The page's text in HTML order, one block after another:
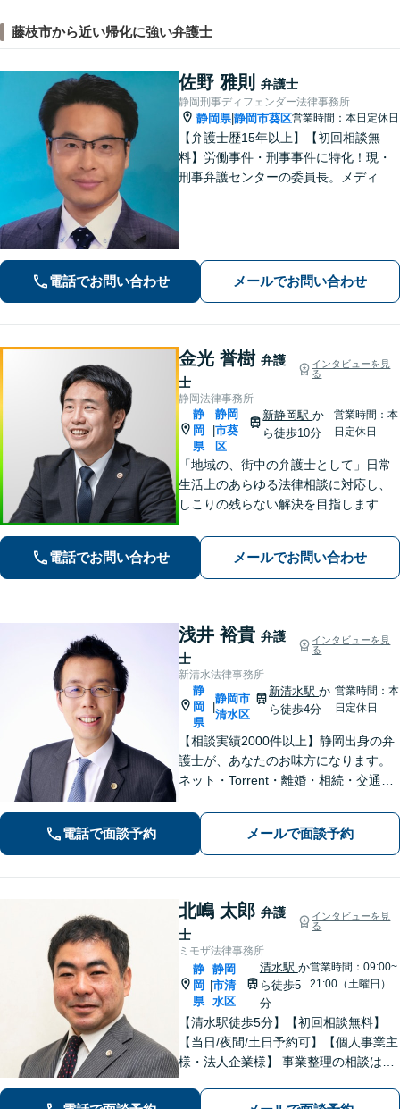
藤枝市から近い帰化に強い弁護士
佐野 雅則 弁護士
静岡刑事ディフェンダー法律事務所
静岡県|静岡市葵区営業時間：本日定休日
【弁護士歴15年以上】【初回相談無
料】労働事件・刑事事件に特化！現・
刑事弁護センターの委員長。メディア
電話でお問い合わせ メールでお問い合わせ
金光 誉樹 弁護
士
インタビューを見
る
静岡法律事務所
静
岡
県
|
静岡
市葵
区
新静岡駅か
ら徒歩10分
営業時間：本
日定休日
「地域の、街中の弁護士として」日常
生活上のあらゆる法律相談に対応し、
しこりの残らない解決を目指します。
ら思っていただけるよう、どのような
案件にも誠心誠意取り組んでいく所存
です。
電話でお問い合わせ メールでお問い合わせ
浅井 裕貴 弁護
士
インタビューを見
る
新清水法律事務所
静
岡
県
|
静岡市
清水区
新清水駅か
ら徒歩4分
営業時間：本
日定休日
【相談実績2000件以上】静岡出身の弁
護士が、あなたのお味方になります。
ネット・Torrent・離婚・相続・交通事
談ください。初回電話10分無料。全国
対応。親身なサポートをいたします。
【新清水駅5分】
電話で面談予約 メールで面談予約
北嶋 太郎 弁護
士
インタビューを見
る
ミモザ法律事務所
静
岡
県
静岡
市清
水区
清水駅 か
ら徒歩5
分
営業時間：09:00~
21:00（土曜日）
【清水駅徒歩5分】【初回相談無料】
【当日/夜間/土日予約可】【個人事業主
様・法人企業様】 事業整理の相談はお
不倫慰謝料・交通事故・借金・刑事事